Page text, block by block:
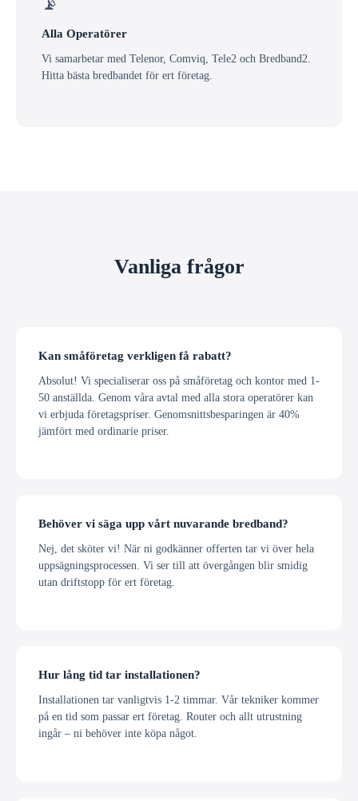
📡
Alla Operatörer
Vi samarbetar med Telenor, Comviq, Tele2 och Bredband2.
Hitta bästa bredbandet för ert företag.
Vanliga frågor
Kan småföretag verkligen få rabatt?
Absolut! Vi specialiserar oss på småföretag och kontor med 1-
50 anställda. Genom våra avtal med alla stora operatörer kan
vi erbjuda företagspriser. Genomsnittsbesparingen är 40%
jämfört med ordinarie priser.
Behöver vi säga upp vårt nuvarande bredband?
Nej, det sköter vi! När ni godkänner offerten tar vi över hela
uppsägningsprocessen. Vi ser till att övergången blir smidig
utan driftstopp för ert företag.
Hur lång tid tar installationen?
Installationen tar vanligtvis 1-2 timmar. Vår tekniker kommer
på en tid som passar ert företag. Router och allt utrustning
ingår – ni behöver inte köpa något.